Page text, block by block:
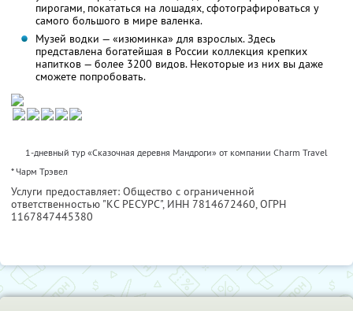
пирогами, покататься на лошадях, сфотографироваться у
самого большого в мире валенка.
Музей водки — «изюминка» для взрослых. Здесь
представлена богатейшая в России коллекция крепких
напитков — более 3200 видов. Некоторые из них вы даже
сможете попробовать.
1-дневный тур «Сказочная деревня Мандроги» от компании Charm Travel
* Чарм Трэвел
Услуги предоставляет: Общество с ограниченной
ответственностью "КС РЕСУРС", ИНН 7814672460, ОГРН
1167847445380